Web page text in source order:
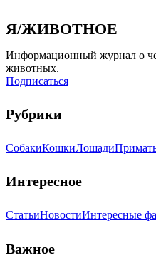
Я/ЖИВОТНОЕ
Информационный журнал о
животных.
Подписаться
Рубрики
СобакиКошкиЛошади
Интересное
СтатьиНовостиИнтересные
Важное